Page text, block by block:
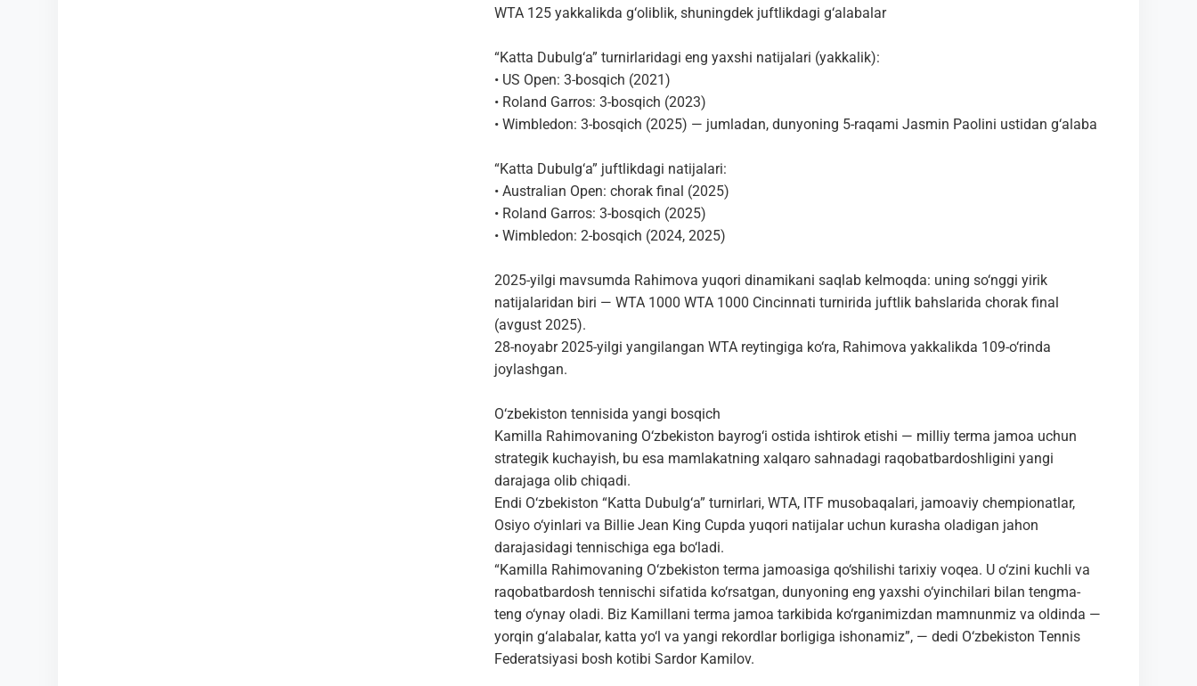
WTA 125 yakkalikda g‘oliblik, shuningdek juftlikdagi g‘alabalar
“Katta Dubulg‘a” turnirlaridagi eng yaxshi natijalari (yakkalik):
• US Open: 3-bosqich (2021)
• Roland Garros: 3-bosqich (2023)
• Wimbledon: 3-bosqich (2025) — jumladan, dunyoning 5-raqami Jasmin Paolini ustidan g‘alaba
“Katta Dubulg‘a” juftlikdagi natijalari:
• Australian Open: chorak final (2025)
• Roland Garros: 3-bosqich (2025)
• Wimbledon: 2-bosqich (2024, 2025)
2025-yilgi mavsumda Rahimova yuqori dinamikani saqlab kelmoqda: uning so‘nggi yirik
natijalaridan biri — WTA 1000 WTA 1000 Cincinnati turnirida juftlik bahslarida chorak final
(avgust 2025).
28-noyabr 2025-yilgi yangilangan WTA reytingiga ko‘ra, Rahimova yakkalikda 109-o‘rinda
joylashgan.
O‘zbekiston tennisida yangi bosqich
Kamilla Rahimovaning O‘zbekiston bayrog‘i ostida ishtirok etishi — milliy terma jamoa uchun
strategik kuchayish, bu esa mamlakatning xalqaro sahnadagi raqobatbardoshligini yangi
darajaga olib chiqadi.
Endi O‘zbekiston “Katta Dubulg‘a” turnirlari, WTA, ITF musobaqalari, jamoaviy chempionatlar,
Osiyo o‘yinlari va Billie Jean King Cupda yuqori natijalar uchun kurasha oladigan jahon
darajasidagi tennischiga ega bo‘ladi.
“Kamilla Rahimovaning O‘zbekiston terma jamoasiga qo‘shilishi tarixiy voqea. U o‘zini kuchli va
raqobatbardosh tennischi sifatida ko‘rsatgan, dunyoning eng yaxshi o‘yinchilari bilan tengma-
teng o‘ynay oladi. Biz Kamillani terma jamoa tarkibida ko‘rganimizdan mamnunmiz va oldinda —
yorqin g‘alabalar, katta yo‘l va yangi rekordlar borligiga ishonamiz”, — dedi O‘zbekiston Tennis
Federatsiyasi bosh kotibi Sardor Kamilov.